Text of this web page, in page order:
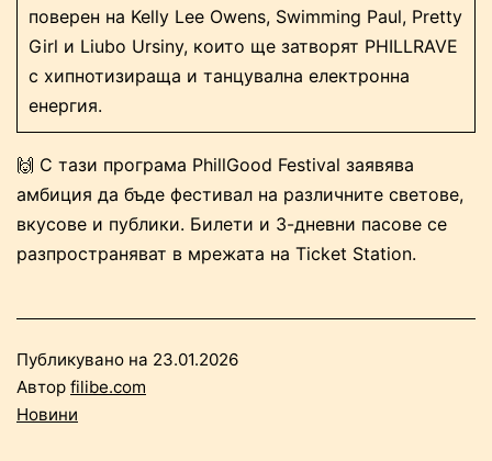
поверен на Kelly Lee Owens, Swimming Paul, Pretty
Girl и Liubo Ursiny, които ще затворят PHILLRAVE
с хипнотизираща и танцувална електронна
енергия.
🙌 С тази програма PhillGood Festival заявява
амбиция да бъде фестивал на различните светове,
вкусове и публики. Билети и 3-дневни пасове се
разпространяват в мрежата на Ticket Station.
Публикувано на 23.01.2026
Автор filibe.com
Новини